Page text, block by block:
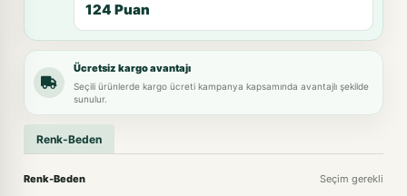
124 Puan
Ücretsiz kargo avantajı
Seçili ürünlerde kargo ücreti kampanya kapsamında avantajlı şekilde
sunulur.
Renk-Beden
Renk-Beden Seçim gerekli